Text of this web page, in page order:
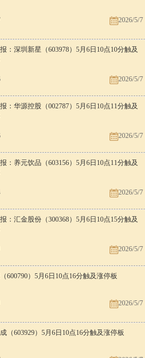
2026/5/7
：深圳新星（603978）5月6日10点10分触及
2026/5/7
：华源控股（002787）5月6日10点11分触及
2026/5/7
：养元饮品（603156）5月6日10点11分触及
2026/5/7
：汇金股份（300368）5月6日10点15分触及
2026/5/7
600790）5月6日10点16分触及涨停板
2026/5/7
（603929）5月6日10点16分触及涨停板